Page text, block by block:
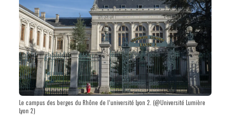
Le campus des berges du Rhône de l’université Lyon 2. (@Université Lumière
Lyon 2)